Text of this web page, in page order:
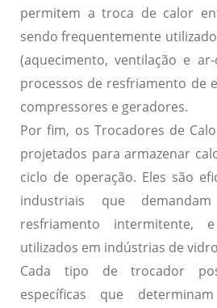
permitem a troca de calor
sendo frequentemente
(aquecimento, ventilação e
processos de resfriamento de
compressores e geradores.
Por fim, os Trocadores de
projetados para armazenar
ciclo de operação. Eles são
industriais que
resfriamento intermitente,
utilizados em indústrias de
Cada tipo de trocador
específicas que